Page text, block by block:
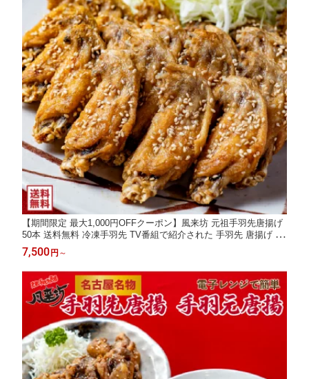
【期間限定 最大1,000円OFFクーポン】風来坊 元祖手羽先唐揚げ
50本 送料無料 冷凍手羽先 TV番組で紹介された 手羽先 唐揚げ レ
ンジ調理 プレゼント 簡単調理 土産 お土産 通販 名古屋 2026 ギ
フト 楽天 父の日 御中元 お中元 残暑見舞い
7,500 円 ～